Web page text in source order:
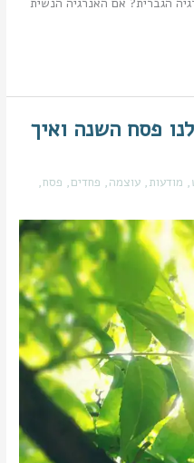
פסח השנה ואיך
, מודעות,עוצמה, פחדים, פסח,